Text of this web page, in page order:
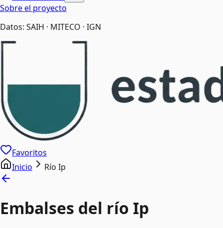
Sobre el proyecto
Datos: SAIH · MITECO · IGN
Favoritos
Inicio
Río Ip
Embalses del río Ip